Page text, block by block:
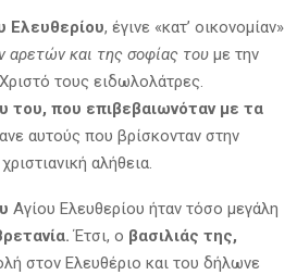
Ελευθερίου, έγινε «κατ’ οικονομίαν»
και της σοφίας του με την
τους ειδωλολάτρες.
του, που επιβεβαιωνόταν με τα
αυτούς που βρίσκονταν στην
αλήθεια.
Αγίου Ελευθερίου ήταν τόσο μεγάλη
Έτσι, ο βασιλιάς της,
στον Ελευθέριο και του δήλωνε